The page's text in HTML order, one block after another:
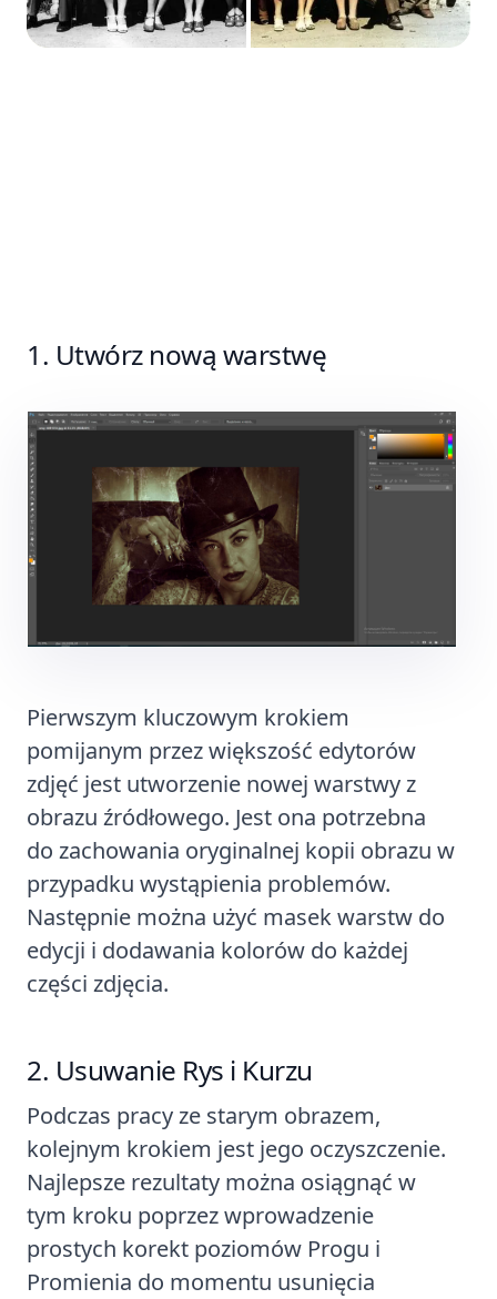
Utwórz nową warstwę
Pierwszym kluczowym krokiem
pomijanym przez większość edytorów
zdjęć jest utworzenie nowej warstwy z
obrazu źródłowego. Jest ona potrzebna
do zachowania oryginalnej kopii obrazu w
przypadku wystąpienia problemów.
Następnie można użyć masek warstw do
edycji i dodawania kolorów do każdej
części zdjęcia.
Usuwanie Rys i Kurzu
Podczas pracy ze starym obrazem,
kolejnym krokiem jest jego oczyszczenie.
Najlepsze rezultaty można osiągnąć w
tym kroku poprzez wprowadzenie
prostych korekt poziomów Progu i
Promienia do momentu usunięcia